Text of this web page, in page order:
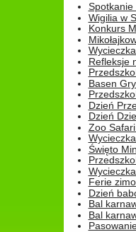
Spotkanie
Wigilia w
Konkurs
Refleksje
Basen
Dzień
Dzień
Zoo
Święto
Ferie
Dzień
Bal
Bal